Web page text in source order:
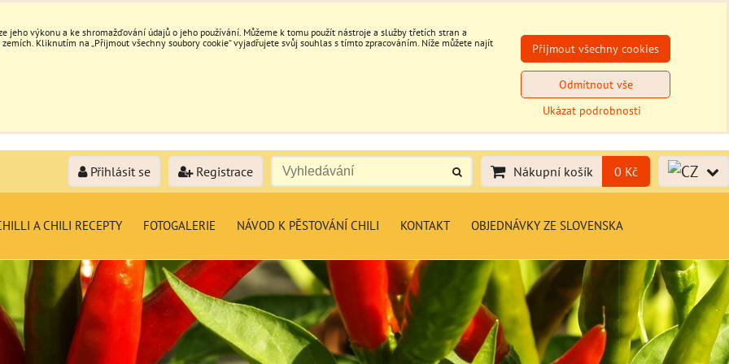
Přihlásit se Registrace Nákupní košík 0 Kč
A CHILI RECEPTY FOTOGALERIE NÁVOD K PĚSTOVÁNÍ CHILI KONTAKT OBJEDNÁVKY ZE SLOVENSKA
jeho výkonu a ke shromažďování údajů o jeho používání. Můžeme k tomu použít nástroje a služby třetích stran a
Kliknutím na „Přijmout všechny soubory cookie“ vyjadřujete svůj souhlas s tímto zpracováním. Níže můžete najít
Ukázat podrobnosti
Přijmout všechny cookies
Odmítnout vše